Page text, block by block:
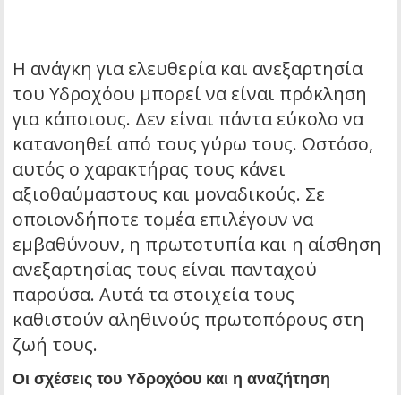
Η ανάγκη για ελευθερία και ανεξαρτησία
του Υδροχόου μπορεί να είναι πρόκληση
για κάποιους. Δεν είναι πάντα εύκολο να
κατανοηθεί από τους γύρω τους. Ωστόσο,
αυτός ο χαρακτήρας τους κάνει
αξιοθαύμαστους και μοναδικούς. Σε
οποιονδήποτε τομέα επιλέγουν να
εμβαθύνουν, η πρωτοτυπία και η αίσθηση
ανεξαρτησίας τους είναι πανταχού
παρούσα. Αυτά τα στοιχεία τους
καθιστούν αληθινούς πρωτοπόρους στη
ζωή τους.
Οι σχέσεις του Υδροχόου και η αναζήτηση